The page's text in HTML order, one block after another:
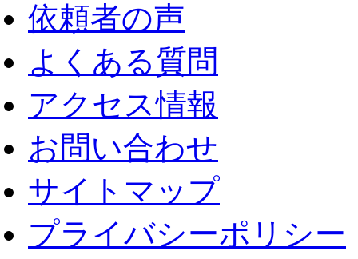
依頼者の声
よくある質問
アクセス情報
お問い合わせ
サイトマップ
プライバシーポリシー